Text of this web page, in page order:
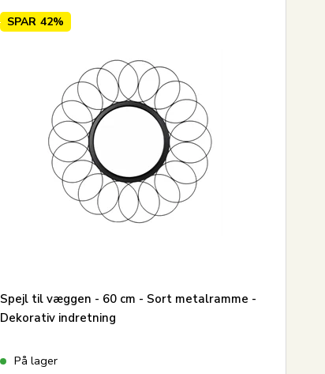
SPAR 42%
Spejl til væggen - 60 cm - Sort metalramme -
Dekorativ indretning
På lager